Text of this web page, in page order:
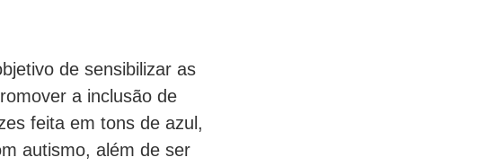
de sensibilizar as
a inclusão de
feita em tons de azul,
autismo, além de ser